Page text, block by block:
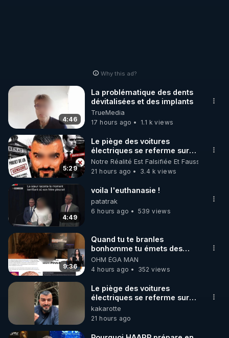
🌱 INSTAGRAM
https://www.instagram.com/rdlr_thierrycasasnovas/
http://rgnr.li/instagram
🌱 LA NEWSLETTER
Pour ne pas rater l’actualité RGNR (stages,
http://rgnr.li/news
🌱 VIDÉOS NON CENSURÉES SUR ODYSEE
Toutes les vidéos Youtube sont aussi sur la
http://rgnr.li/odysee
🌱 LES STAGES EN PRÉSENTIEL
http://rgnr.li/stages
Why this ad?
4:46
La problématique des dents
dévitalisées et des implants
TrueMedia
17 hours ago
1.1 k views
5:29
Le piège des voitures
électriques se referme sur
les usagers !
Notre Réalité Est Falsifiée Et Fausse
21 hours ago
3.4 k views
4:49
voila l'euthanasie !
patatrak
6 hours ago
539 views
9:36
Quand tu te branles
bonhomme tu émets des
ondes ils ont juste omis de
t'expliquer
OHM ÉGA MAN
4 hours ago
352 views
Le piège des voitures
électriques se referme sur
les usagers !
https://youtu.be/B3ZA05frsac?
si=vqDQssWXfRv-NFqL
kakarotte
21 hours ago